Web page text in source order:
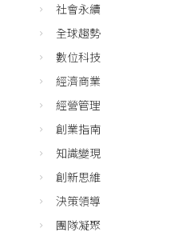
社會永續
全球趨勢
數位科技
經濟商業
經營管理
創業指南
知識變現
創新思維
決策領導
團隊凝聚